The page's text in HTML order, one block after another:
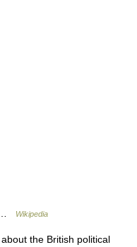
… Wikipedia
the British political